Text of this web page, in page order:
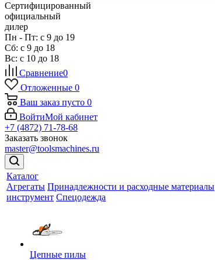
Сертифицированный
официальный
дилер
Пн - Пт: с 9 до 19
Сб: с 9 до 18
Вс: с 10 до 18
Сравнение0
Отложенные 0
Ваш заказ пусто 0
ВойтиМой кабинет
+7 (4872) 71-78-68
Заказать звонок
master@toolsmachines.ru
Каталог
Агрегаты Принадлежности и расходные материалы
инструмент Спецодежда
Цепные пилы